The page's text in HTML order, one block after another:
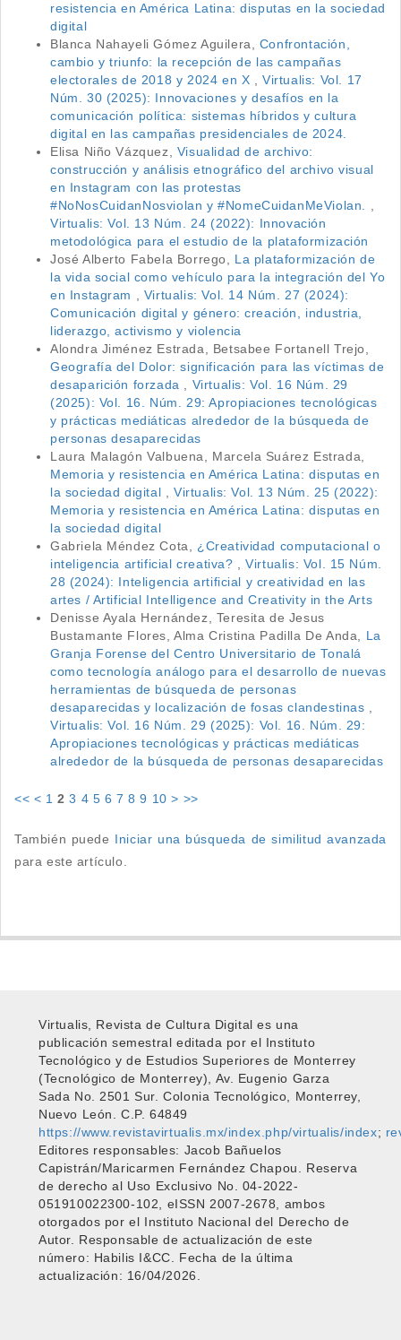
resistencia en América Latina: disputas en la sociedad
digital
Blanca Nahayeli Gómez Aguilera, Confrontación,
cambio y triunfo: la recepción de las campañas
electorales de 2018 y 2024 en X
,Virtualis: Vol. 17
Núm. 30 (2025): Innovaciones y desafíos en la
comunicación política: sistemas híbridos y cultura
digital en las campañas presidenciales de 2024.
Elisa Niño Vázquez, Visualidad de archivo:
construcción y análisis etnográfico del archivo visual
en Instagram con las protestas
#NoNosCuidanNosviolan y #NomeCuidanMeViolan.
Virtualis: Vol. 13 Núm. 24 (2022): Innovación
metodológica para el estudio de la plataformización
José Alberto Fabela Borrego, La plataformización de
la vida social como vehículo para la integración del Yo
en Instagram
Virtualis: Vol. 14 Núm. 27 (2024):
Comunicación digital y género: creación, industria,
liderazgo, activismo y violencia
Alondra Jiménez Estrada, Betsabee Fortanell Trejo,
Geografía del Dolor: significación para las víctimas de
desaparición forzada
Virtualis: Vol. 16 Núm. 29
(2025): Vol. 16. Núm. 29: Apropiaciones tecnológicas
y prácticas mediáticas alrededor de la búsqueda de
personas desaparecidas
Laura Malagón Valbuena, Marcela Suárez Estrada,
Memoria y resistencia en América Latina: disputas en
la sociedad digital
Virtualis: Vol. 13 Núm. 25 (2022):
Memoria y resistencia en América Latina: disputas en
la sociedad digital
Gabriela Méndez Cota, ¿Creatividad computacional o
inteligencia artificial creativa?
,Virtualis: Vol. 15 Núm.
28 (2024): Inteligencia artificial y creatividad en las
artes / Artificial Intelligence and Creativity in the Arts
Denisse Ayala Hernández, Teresita de Jesus
Bustamante Flores, Alma Cristina Padilla De Anda, La
Granja Forense del Centro Universitario de Tonalá
como tecnología análogo para el desarrollo de nuevas
herramientas de búsqueda de personas
desaparecidas y localización de fosas clandestinas
Virtualis: Vol. 16 Núm. 29 (2025): Vol. 16. Núm. 29:
Apropiaciones tecnológicas y prácticas mediáticas
alrededor de la búsqueda de personas desaparecidas
<< < 1 2 3 4 5 6 7 8 9 10 > >>
También puede Iniciar una búsqueda de similitud avanzada
para este artículo.
Virtualis, Revista de Cultura Digital es una
publicación semestral editada por el Instituto
Tecnológico y de Estudios Superiores de Monterrey
(Tecnológico de Monterrey), Av. Eugenio Garza
Sada No. 2501 Sur. Colonia Tecnológico, Monterrey,
Nuevo León. C.P. 64849
https://www.revistavirtualis.mx/index.php/virtualis/index;
Editores responsables: Jacob Bañuelos
Capistrán/Maricarmen Fernández Chapou. Reserva
de derecho al Uso Exclusivo No. 04-2022-
051910022300-102, eISSN 2007-2678, ambos
otorgados por el Instituto Nacional del Derecho de
Autor. Responsable de actualización de este
número: Habilis I&CC. Fecha de la última
actualización: 16/04/2026.